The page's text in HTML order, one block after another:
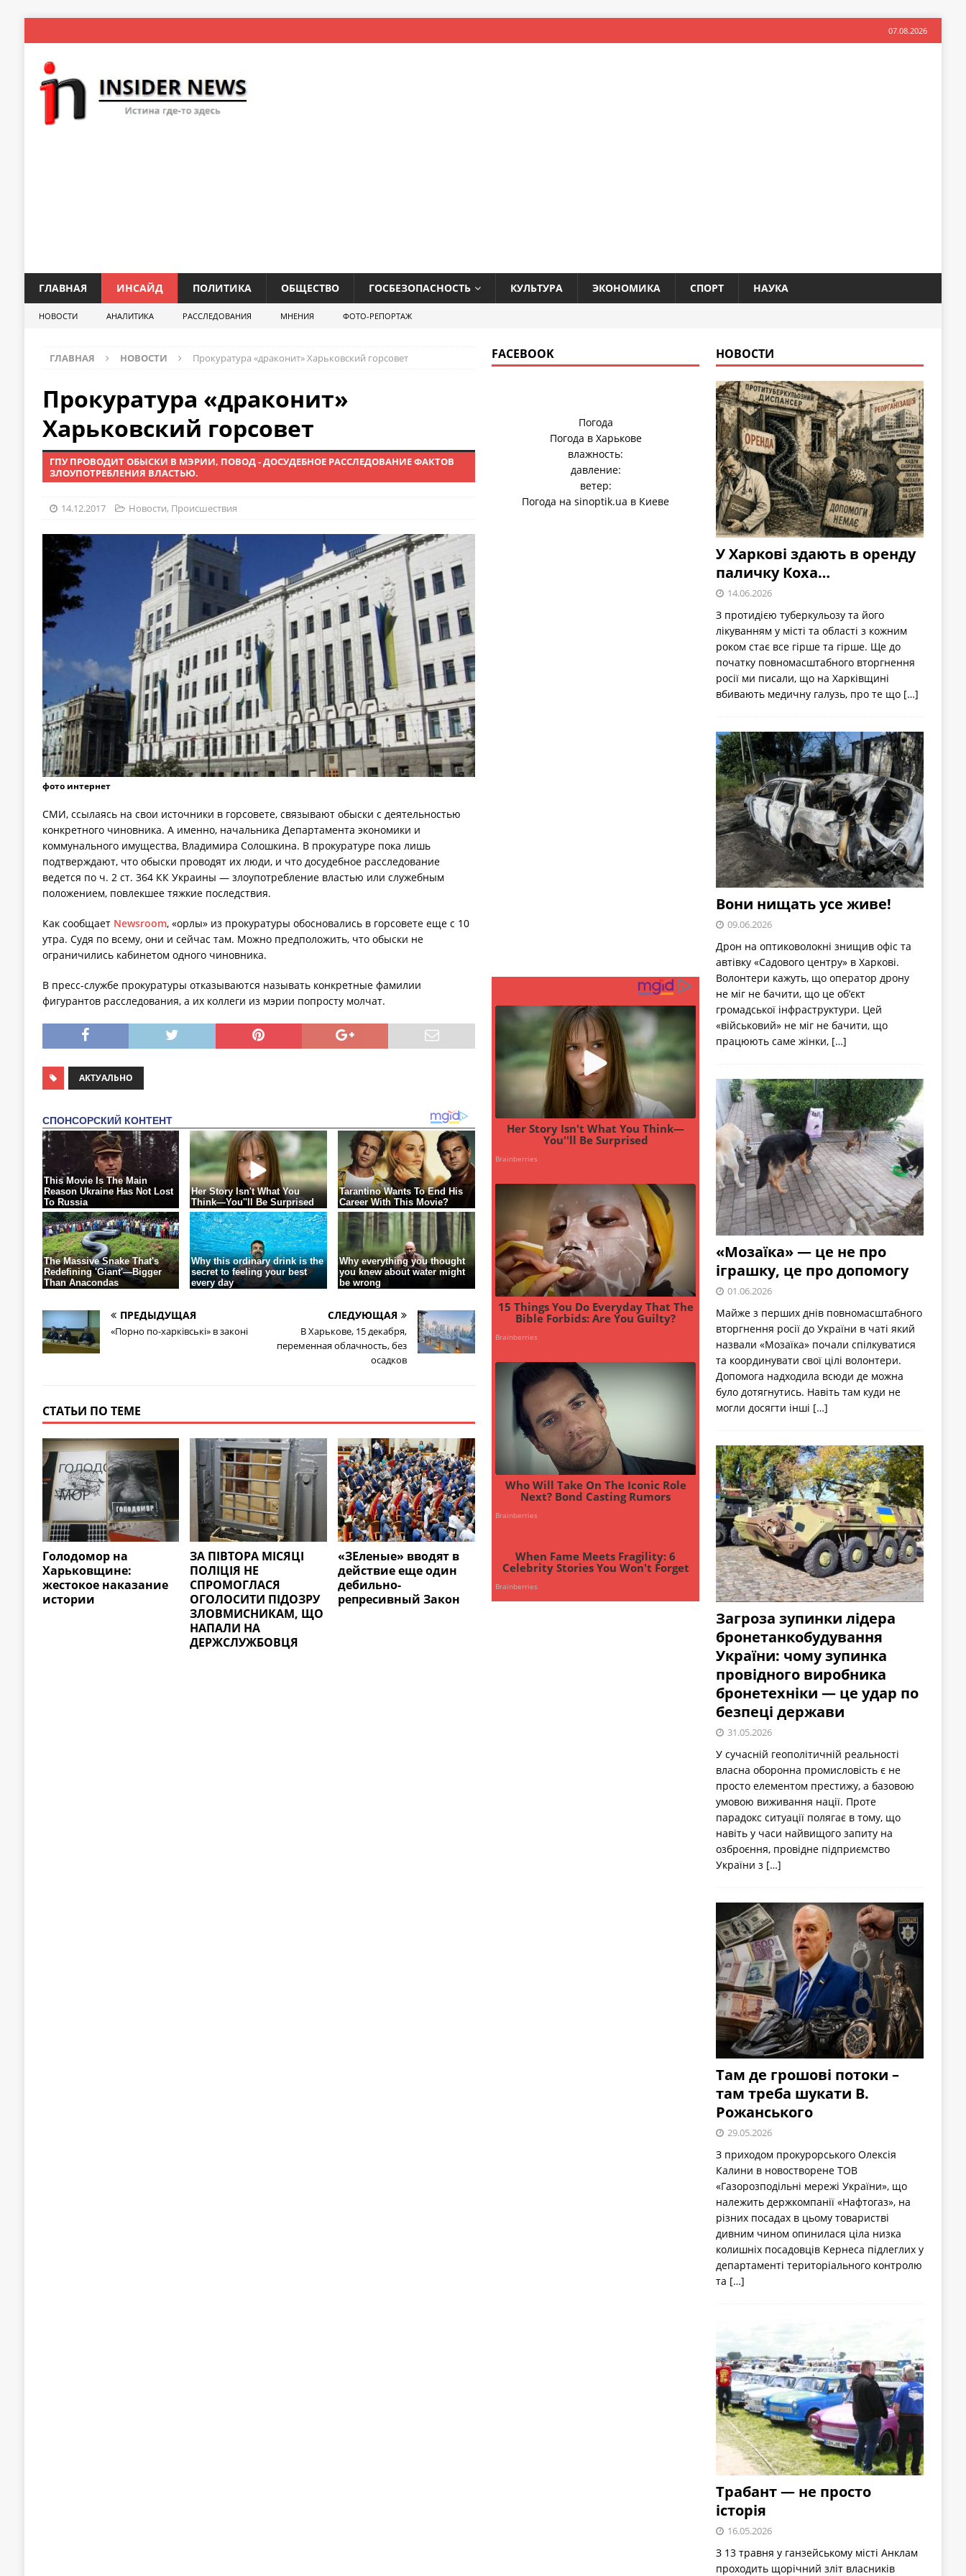
07.08.2026
ГЛАВНАЯ ИНСАЙД ПОЛИТИКА ОБЩЕСТВО ГОСБЕЗОПАСНОСТЬ КУЛЬТУРА ЭКОНОМИКА СПОРТ НАУКА
НОВОСТИ АНАЛИТИКА РАССЛЕДОВАНИЯ МНЕНИЯ ФОТО-РЕПОРТАЖ
ГЛАВНАЯ НОВОСТИ Прокуратура «драконит» Харьковский горсовет
Прокуратура «драконит»
Харьковский горсовет
ГПУ ПРОВОДИТ ОБЫСКИ В МЭРИИ, ПОВОД - ДОСУДЕБНОЕ РАССЛЕДОВАНИЕ ФАКТОВ
ЗЛОУПОТРЕБЛЕНИЯ ВЛАСТЬЮ.
14.12.2017 Новости, Происшествия
фото интернет
СМИ, ссылаясь на свои источники в горсовете, связывают обыски с деятельностью
конкретного чиновника. А именно, начальника Департамента экономики и
коммунального имущества, Владимира Солошкина. В прокуратуре пока лишь
подтверждают, что обыски проводят их люди, и что досудебное расследование
ведется по ч. 2 ст. 364 КК Украины — злоупотребление властью или служебным
положением, повлекшее тяжкие последствия.
Как сообщает Newsroom, «орлы» из прокуратуры обосновались в горсовете еще с 10
утра. Судя по всему, они и сейчас там. Можно предположить, что обыски не
ограничились кабинетом одного чиновника.
В пресс-службе прокуратуры отказываются называть конкретные фамилии
фигурантов расследования, а их коллеги из мэрии попросту молчат.
АКТУАЛЬНО
ПРЕДЫДУЩАЯ
«Порно по-харківські» в законі
СЛЕДУЮЩАЯ
В Харькове, 15 декабря,
переменная облачность, без
осадков
СТАТЬИ ПО ТЕМЕ
Голодомор на
Харьковщине:
жестокое наказание
истории
ЗА ПІВТОРА МІСЯЦІ
ПОЛІЦІЯ НЕ
СПРОМОГЛАСЯ
ОГОЛОСИТИ ПІДОЗРУ
ЗЛОВМИСНИКАМ, ЩО
НАПАЛИ НА
ДЕРЖСЛУЖБОВЦЯ
«ЗЕленые» вводят в
действие еще один
дебильно-
репресивный Закон
FACEBOOK
Погода
Погода в Харькове
влажность:
давление:
ветер:
Погода наsinoptik.ua в Киеве
НОВОСТИ
У Харкові здають в оренду
паличку Коха…
14.06.2026
З протидією туберкульозу та його
лікуванням у місті та області з кожним
роком стає все гірше та гірше. Ще до
початку повномасштабного вторгнення
росії ми писали, що на Харківщині
вбивають медичну галузь, про те що […]
Вони нищать усе живе!
09.06.2026
Дрон на оптиковолокні знищив офіс та
автівку «Садового центру» в Харкові.
Волонтери кажуть, що оператор дрону
не міг не бачити, що це об’єкт
громадської інфраструктури. Цей
«військовий» не міг не бачити, що
працюють саме жінки, […]
«Мозаїка» — це не про
іграшку, це про допомогу
01.06.2026
Майже з перших днів повномасштабного
вторгнення росії до України в чаті який
назвали «Мозаїка» почали спілкуватися
та координувати свої цілі волонтери.
Допомога надходила всюди де можна
було дотягнутись. Навіть там куди не
могли досягти інші […]
Загроза зупинки лідера
бронетанкобудування
України: чому зупинка
провідного виробника
бронетехніки — це удар по
безпеці держави
31.05.2026
У сучасній геополітичній реальності
власна оборонна промисловість є не
просто елементом престижу, а базовою
умовою виживання нації. Проте
парадокс ситуації полягає в тому, що
навіть у часи найвищого запиту на
озброєння, провідне підприємство
України з […]
Там де грошові потоки –
там треба шукати В.
Рожанського
29.05.2026
З приходом прокурорського Олексія
Калини в новостворене ТОВ
«Газорозподільні мережі України», що
належить держкомпанії «Нафтогаз», на
різних посадах в цьому товаристві
дивним чином опинилася ціла низка
колишніх посадовців Кернеса підлеглих у
департаменті територіального контролю
та […]
Трабант — не просто
історія
16.05.2026
З 13 травня у ганзейському місті Анклам
проходить щорічний зліт власників